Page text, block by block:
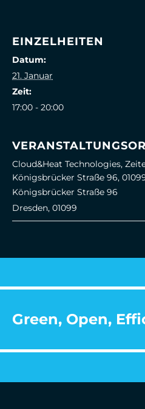
EINZELHEITEN
Datum:
21. Januar
Zeit:
17:00 - 20:00
Cloud&Heat Technologies,
Königsbrücker Straße 96,
Königsbrücker Straße 96
Dresden, 01099
Green, Open,